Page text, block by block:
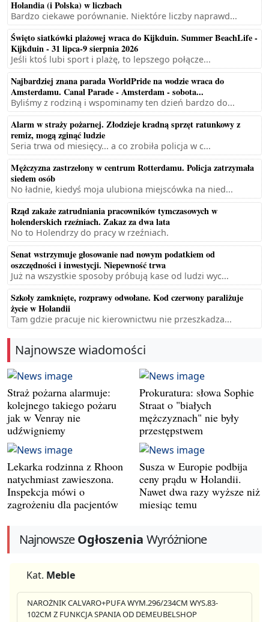
Holandia (i Polska) w liczbach
Bardzo ciekawe porównanie. Niektóre liczby naprawd...
Święto siatkówki plażowej wraca do Kijkduin. Summer BeachLife -
Kijkduin - 31 lipca-9 sierpnia 2026
Jeśli ktoś lubi sport i plażę, to lepszego połącze...
Najbardziej znana parada WorldPride na wodzie wraca do
Amsterdamu. Canal Parade - Amsterdam - sobota...
Byliśmy z rodziną i wspominamy ten dzień bardzo do...
Alarm w straży pożarnej. Złodzieje kradną sprzęt ratunkowy z
remiz, mogą zginąć ludzie
Seria trwa od miesięcy... a co zrobiła policja w c...
Mężczyzna zastrzelony w centrum Rotterdamu. Policja zatrzymała
siedem osób
No ładnie, kiedyś moja ulubiona miejscówka na nied...
Rząd zakaże zatrudniania pracowników tymczasowych w
holenderskich rzeźniach. Zakaz za dwa lata
No to Holendrzy do pracy w rzeźniach.
Senat wstrzymuje głosowanie nad nowym podatkiem od
oszczędności i inwestycji. Niepewność trwa
Już na wszystkie sposoby próbują kase od ludzi wyc...
Szkoły zamknięte, rozprawy odwołane. Kod czerwony paraliżuje
życie w Holandii
Tam gdzie pracuje nic kierownictwu nie przeszkadza...
Najnowsze wiadomości
Straż pożarna alarmuje:
kolejnego takiego pożaru
jak w Venray nie
udźwigniemy
Prokuratura: słowa Sophie
Straat o "białych
mężczyznach" nie były
przestępstwem
Lekarka rodzinna z Rhoon
natychmiast zawieszona.
Inspekcja mówi o
zagrożeniu dla pacjentów
Susza w Europie podbija
ceny prądu w Holandii.
Nawet dwa razy wyższe niż
miesiąc temu
NajnowszeOgłoszenia Wyróżnione
Kat. Meble
NAROŻNIK CALVARO+PUFA WYM.296/234CM WYS.83-
102CM Z FUNKCJA SPANIA OD DEMEUBELSHOP